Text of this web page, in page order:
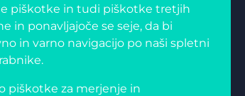
piškotke in tudi piškotke tretjih
in ponavljajoče se seje, da bi
in varno navigacijo po naši spletni
piškotke za merjenje in